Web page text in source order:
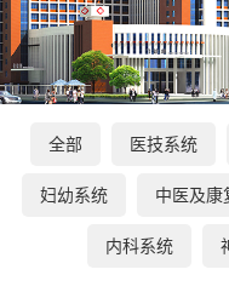
全部 医技系统
妇幼系统 中医及康
内科系统